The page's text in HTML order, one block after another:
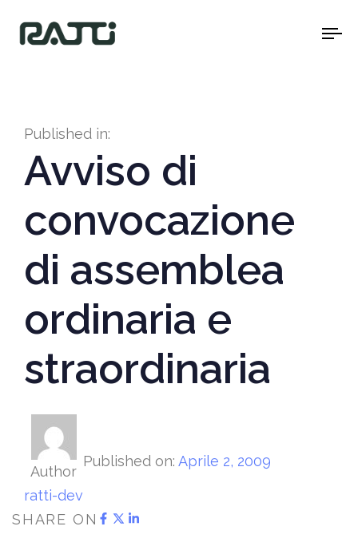
Published in:
Avviso di
convocazione
di assemblea
ordinaria e
straordinaria
Author
ratti-dev
Published on: Aprile 2, 2009
SHARE ON